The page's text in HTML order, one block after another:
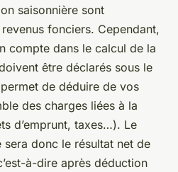
saisonnière sont
fonciers. Cependant,
compte dans le calcul de la
être déclarés sous le
de déduire de vos
des charges liées à la
d’emprunt, taxes…). Le
donc le résultat net de
à-dire après déduction